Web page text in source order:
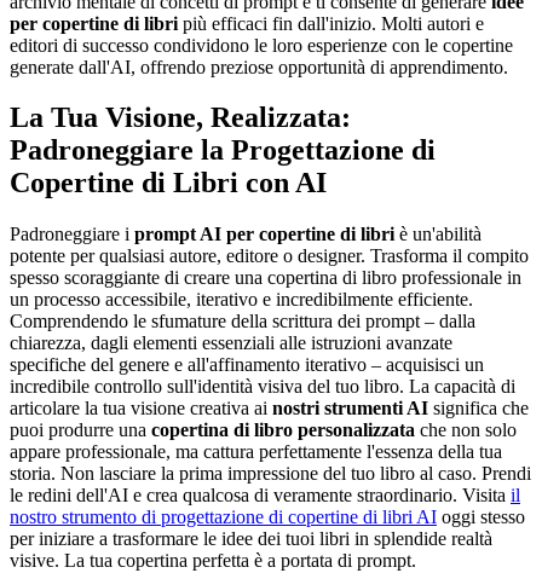
per copertine di libri più efficaci fin dall'inizio. Molti autori e
editori di successo condividono le loro esperienze con le copertine
generate dall'AI, offrendo preziose opportunità di apprendimento.
La Tua Visione, Realizzata:
Padroneggiare la Progettazione di
Copertine di Libri con AI
Padroneggiare i prompt AI per copertine di libri è un'abilità
potente per qualsiasi autore, editore o designer. Trasforma il compito
spesso scoraggiante di creare una copertina di libro professionale in
un processo accessibile, iterativo e incredibilmente efficiente.
Comprendendo le sfumature della scrittura dei prompt – dalla
chiarezza, dagli elementi essenziali alle istruzioni avanzate
specifiche del genere e all'affinamento iterativo – acquisisci un
incredibile controllo sull'identità visiva del tuo libro. La capacità di
articolare la tua visione creativa ai nostri strumenti AI significa che
puoi produrre una copertina di libro personalizzata che non solo
appare professionale, ma cattura perfettamente l'essenza della tua
storia. Non lasciare la prima impressione del tuo libro al caso. Prendi
le redini dell'AI e crea qualcosa di veramente straordinario. Visita il
nostro strumento di progettazione di copertine di libri AI oggi stesso
per iniziare a trasformare le idee dei tuoi libri in splendide realtà
visive. La tua copertina perfetta è a portata di prompt.